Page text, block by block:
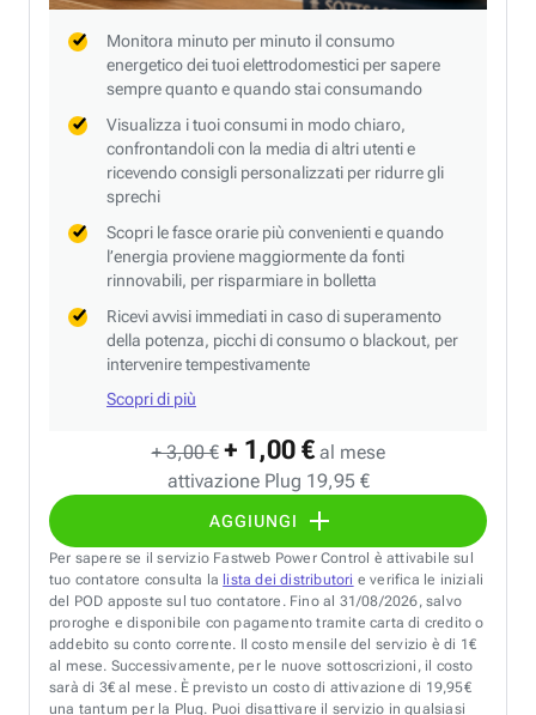
+ 3,00 € + 1,00 € al mese
attivazione Plug 19,95 €
AGGIUNGI
Monitora minuto per minuto il consumo
energetico dei tuoi elettrodomestici per sapere
sempre quanto e quando stai consumando
Visualizza i tuoi consumi in modo chiaro,
confrontandoli con la media di altri utenti e
ricevendo consigli personalizzati per ridurre gli
sprechi
Scopri le fasce orarie più convenienti e quando
l’energia proviene maggiormente da fonti
rinnovabili, per risparmiare in bolletta
Ricevi avvisi immediati in caso di superamento
della potenza, picchi di consumo o blackout, per
intervenire tempestivamente
Scopri di più
Per sapere se il servizio Fastweb Power Control è attivabile sul
tuo contatore consulta la lista dei distributori e verifica le iniziali
del POD apposte sul tuo contatore. Fino al 31/08/2026, salvo
proroghe e disponibile con pagamento tramite carta di credito o
addebito su conto corrente. Il costo mensile del servizio è di 1€
al mese. Successivamente, per le nuove sottoscrizioni, il costo
sarà di 3€ al mese. È previsto un costo di attivazione di 19,95€
una tantum per la Plug. Puoi disattivare il servizio in qualsiasi